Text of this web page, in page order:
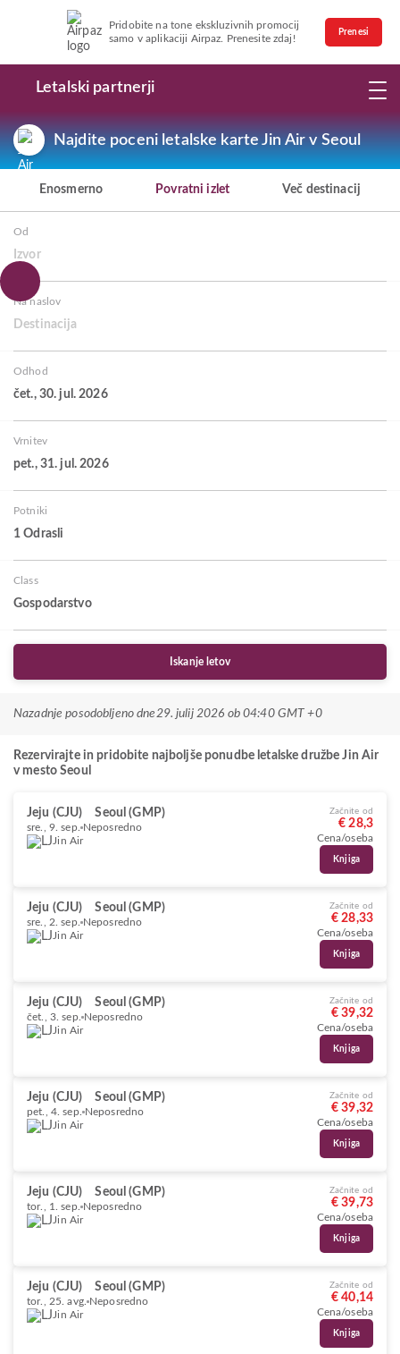
Pridobite na tone ekskluzivnih promocij
samo v aplikaciji Airpaz. Prenesite zdaj!
Prenesi
Letalski partnerji
Najdite poceni letalske karte Jin Air v Seoul
Enosmerno Povratni izlet Več destinacij
Od
Izvor
Na naslov
Destinacija
Odhod
čet., 30. jul. 2026
Vrnitev
pet., 31. jul. 2026
Potniki
1 Odrasli
Class
Gospodarstvo
Iskanje letov
Nazadnje posodobljeno dne29. julij 2026 ob 04:40 GMT +0
Rezervirajte in pridobite najboljše ponudbe letalske družbe Jin Air
v mesto Seoul
Jeju (CJU) Seoul (GMP)
sre., 9. sep. Neposredno
Jin Air
Začnite od
€ 28,3
Cena/oseba
Knjiga
Jeju (CJU) Seoul (GMP)
sre., 2. sep. Neposredno
Jin Air
Začnite od
€ 28,33
Cena/oseba
Knjiga
Jeju (CJU) Seoul (GMP)
čet., 3. sep. Neposredno
Jin Air
Začnite od
€ 39,32
Cena/oseba
Knjiga
Jeju (CJU) Seoul (GMP)
pet., 4. sep. Neposredno
Jin Air
Začnite od
€ 39,32
Cena/oseba
Knjiga
Jeju (CJU) Seoul (GMP)
tor., 1. sep. Neposredno
Jin Air
Začnite od
€ 39,73
Cena/oseba
Knjiga
Jeju (CJU) Seoul (GMP)
tor., 25. avg. Neposredno
Jin Air
Začnite od
€ 40,14
Cena/oseba
Knjiga